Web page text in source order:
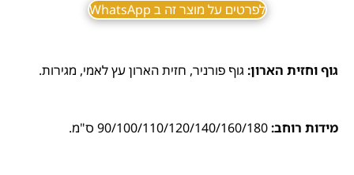
לפרטים על מוצר זה ב WhatsApp
גוף וחזית הארון: גוף פורניר, חזית הארון עץ לאמי, מגירות.
מידות רוחב:90/100/110/120/140/160/180 ס"מ.